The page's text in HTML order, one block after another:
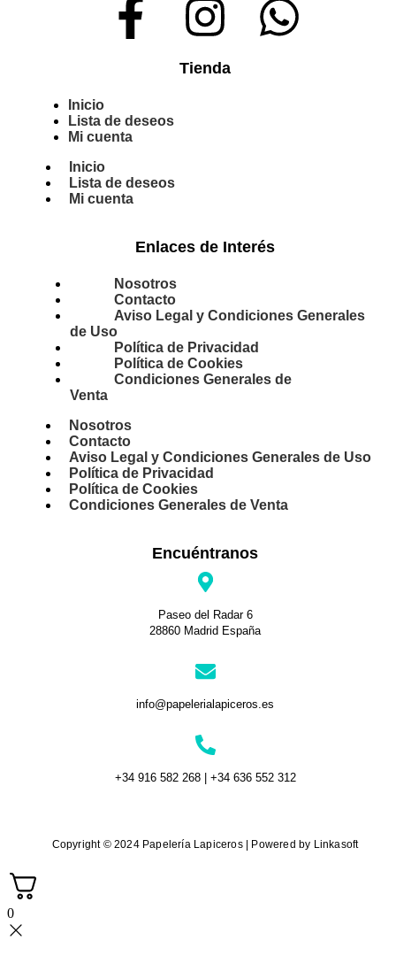
Tienda
Inicio
Lista de deseos
Mi cuenta
Inicio
Lista de deseos
Mi cuenta
Enlaces de Interés
Nosotros
Contacto
Aviso Legal y Condiciones Generales
de Uso
Política de Privacidad
Política de Cookies
Condiciones Generales de
Venta
Nosotros
Contacto
Aviso Legal y Condiciones Generales de Uso
Política de Privacidad
Política de Cookies
Condiciones Generales de Venta
Encuéntranos
Paseo del Radar 6
28860 Madrid España
info@papelerialapiceros.es
+34 916 582 268 | +34 636 552 312
Copyright © 2024 Papelería Lapiceros | Powered by Linkasoft
0